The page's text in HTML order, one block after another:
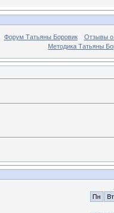
Форум Татьяны Боровик
Отзывы о
Методика Татьяны
Пн
Вт